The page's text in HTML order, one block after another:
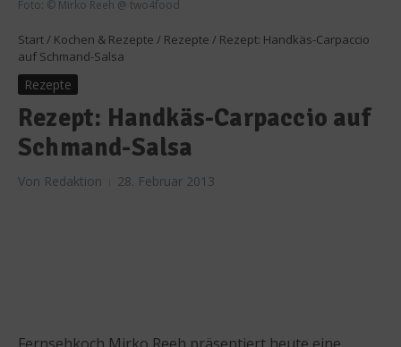
Foto: © Mirko Reeh @ two4food
Start / Kochen & Rezepte / Rezepte / Rezept: Handkäs-Carpaccio
auf Schmand-Salsa
Rezepte
Rezept: Handkäs-Carpaccio auf
Schmand-Salsa
Von Redaktion 28. Februar 2013
Fernsehkoch Mirko Reeh präsentiert heute eine